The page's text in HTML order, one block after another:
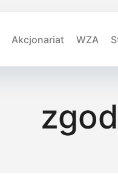
Akcjonariat WZA